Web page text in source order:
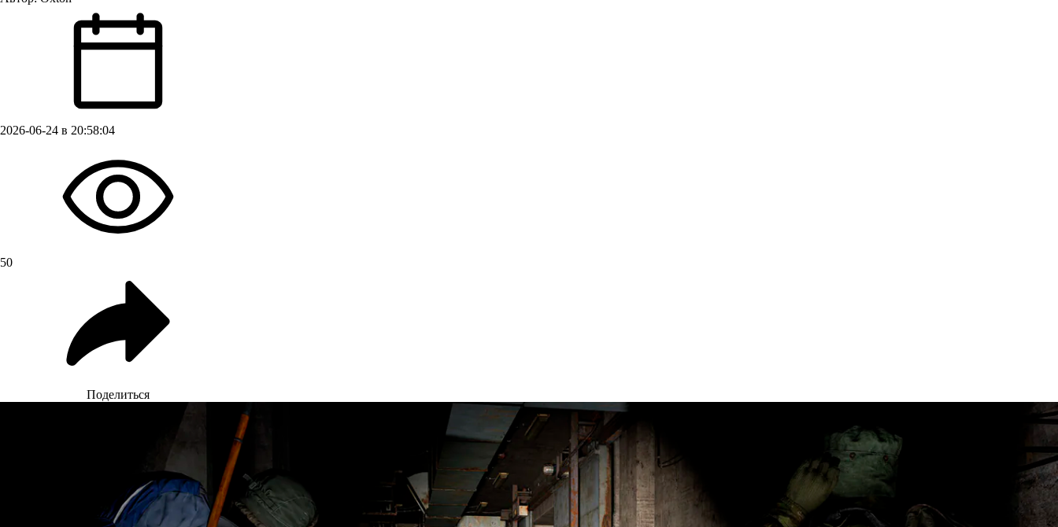
2026-06-24 в 20:58:04
50
Поделиться